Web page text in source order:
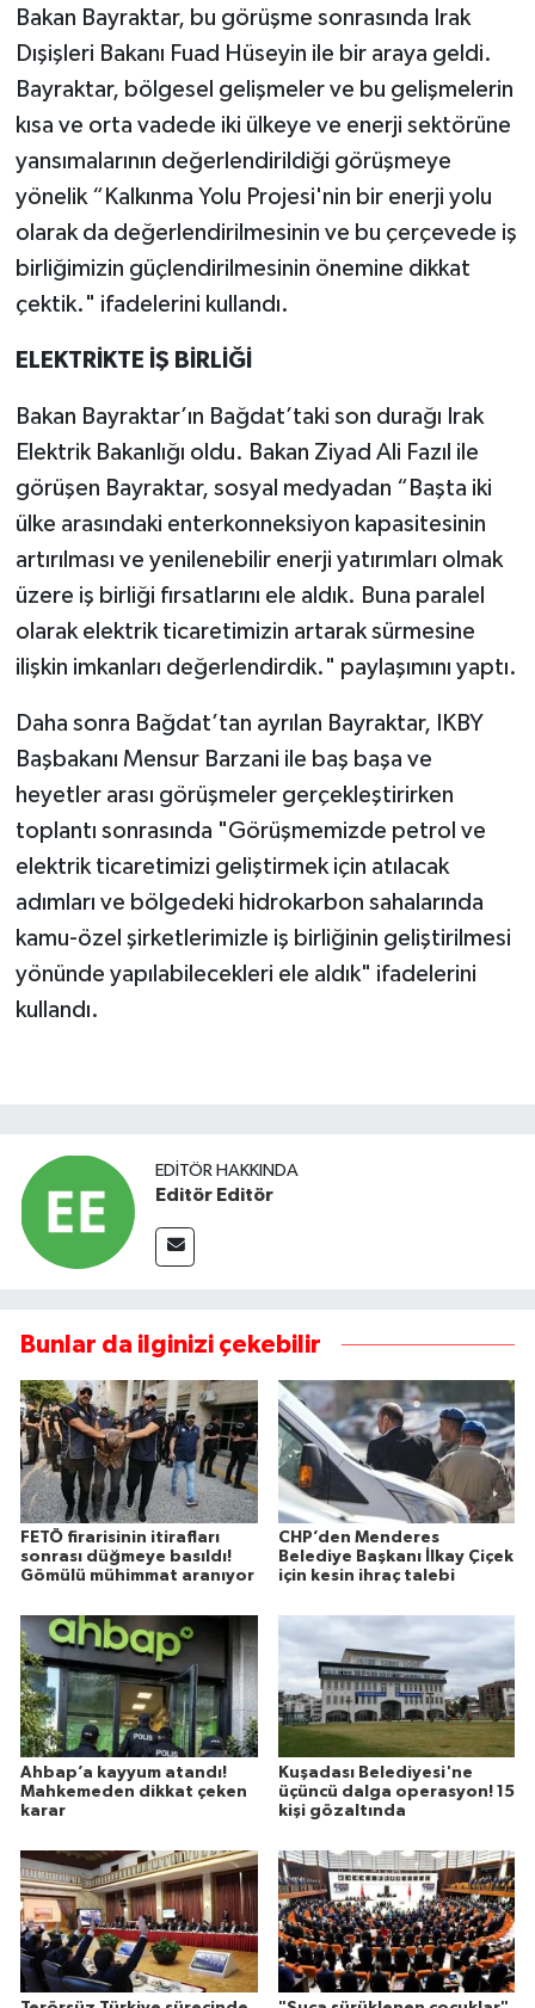
Bakan Bayraktar, bu görüşme sonrasında Irak
Dışişleri Bakanı Fuad Hüseyin ile bir araya geldi.
Bayraktar, bölgesel gelişmeler ve bu gelişmelerin
kısa ve orta vadede iki ülkeye ve enerji sektörüne
yansımalarının değerlendirildiği görüşmeye
yönelik “Kalkınma Yolu Projesi'nin bir enerji yolu
olarak da değerlendirilmesinin ve bu çerçevede iş
birliğimizin güçlendirilmesinin önemine dikkat
çektik." ifadelerini kullandı.
ELEKTRİKTE İŞ BİRLİĞİ
Bakan Bayraktar’ın Bağdat’taki son durağı Irak
Elektrik Bakanlığı oldu. Bakan Ziyad Ali Fazıl ile
görüşen Bayraktar, sosyal medyadan “Başta iki
ülke arasındaki enterkonneksiyon kapasitesinin
artırılması ve yenilenebilir enerji yatırımları olmak
üzere iş birliği fırsatlarını ele aldık. Buna paralel
olarak elektrik ticaretimizin artarak sürmesine
ilişkin imkanları değerlendirdik." paylaşımını yaptı.
Daha sonra Bağdat’tan ayrılan Bayraktar, IKBY
Başbakanı Mensur Barzani ile baş başa ve
heyetler arası görüşmeler gerçekleştirirken
toplantı sonrasında "Görüşmemizde petrol ve
elektrik ticaretimizi geliştirmek için atılacak
adımları ve bölgedeki hidrokarbon sahalarında
kamu-özel şirketlerimizle iş birliğinin geliştirilmesi
yönünde yapılabilecekleri ele aldık" ifadelerini
kullandı.
EDITÖR HAKKINDA
Editör Editör
Bunlar da ilginizi çekebilir
FETÖ firarisinin itirafları
sonrası düğmeye basıldı!
Gömülü mühimmat aranıyor
CHP’den Menderes
Belediye Başkanı İlkay Çiçek
için kesin ihraç talebi
Ahbap’a kayyum atandı!
Mahkemeden dikkat çeken
karar
Kuşadası Belediyesi'ne
üçüncü dalga operasyon! 15
kişi gözaltında